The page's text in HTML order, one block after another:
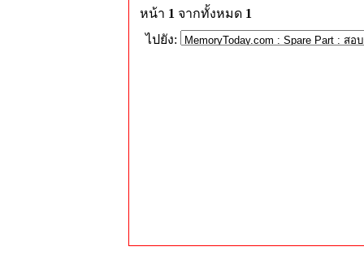
หน้า 1 จากทั้งหมด 1
ไปยัง: